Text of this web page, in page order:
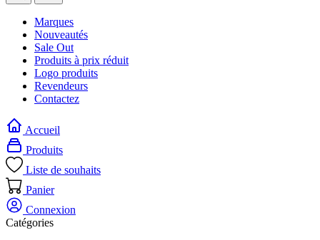
Marques
Nouveautés
Sale Out
Produits à prix réduit
Logo produits
Revendeurs
Contactez
Accueil
Produits
Liste de souhaits
Panier
Connexion
Catégories